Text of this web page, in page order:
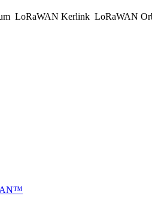
LoRaWAN Kerlink LoRaWAN